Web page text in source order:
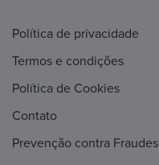
Política de privacidade
Termos e condições
Política de Cookies
Contato
Prevenção contra Fraudes